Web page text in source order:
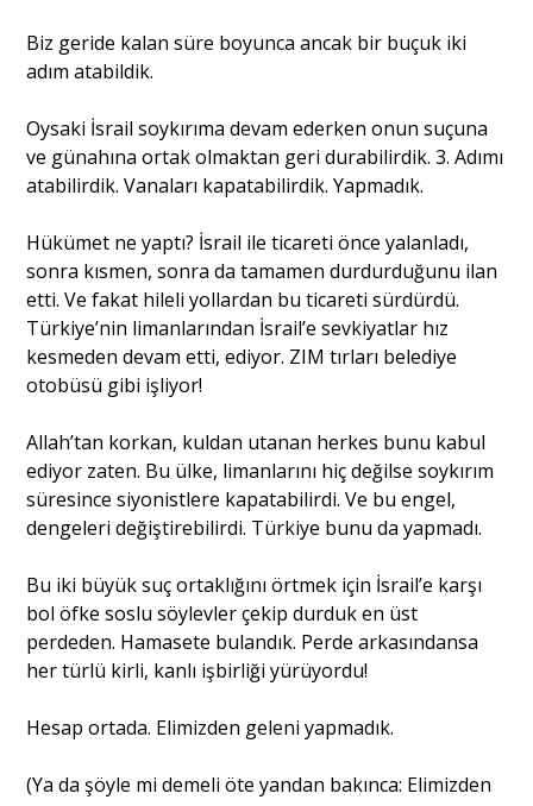
Biz geride kalan süre boyunca ancak bir buçuk iki
adım atabildik.
Oysaki İsrail soykırıma devam ederken onun suçuna
ve günahına ortak olmaktan geri durabilirdik. 3. Adımı
atabilirdik. Vanaları kapatabilirdik. Yapmadık.
Hükümet ne yaptı? İsrail ile ticareti önce yalanladı,
sonra kısmen, sonra da tamamen durdurduğunu ilan
etti. Ve fakat hileli yollardan bu ticareti sürdürdü.
Türkiye’nin limanlarından İsrail’e sevkiyatlar hız
kesmeden devam etti, ediyor. ZIM tırları belediye
otobüsü gibi işliyor!
Allah’tan korkan, kuldan utanan herkes bunu kabul
ediyor zaten. Bu ülke, limanlarını hiç değilse soykırım
süresince siyonistlere kapatabilirdi. Ve bu engel,
dengeleri değiştirebilirdi. Türkiye bunu da yapmadı.
Bu iki büyük suç ortaklığını örtmek için İsrail’e karşı
bol öfke soslu söylevler çekip durduk en üst
perdeden. Hamasete bulandık. Perde arkasındansa
her türlü kirli, kanlı işbirliği yürüyordu!
Hesap ortada. Elimizden geleni yapmadık.
(Ya da şöyle mi demeli öte yandan bakınca: Elimizden